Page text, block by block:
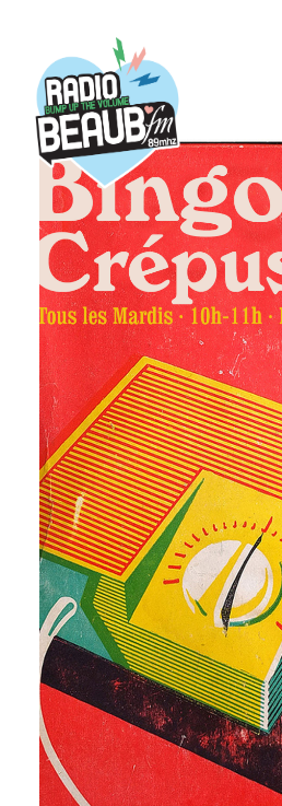
ACTUS
REPLAY
ÉMISSIONS
BOUTIQUE